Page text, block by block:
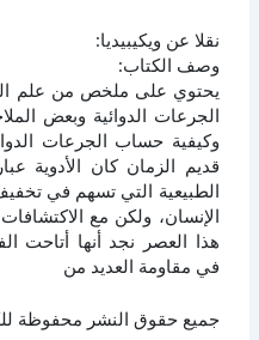
نقلا عن ويكيبيديا:
وصف الكتاب:
يحتوي على ملخص من علم
الجرعات الدوائية وبعض
وكيفية حساب الجرعات
قديم الزمان كان الأدوية
الطبيعية التي تسهم في
الإنسان، ولكن مع
هذا العصر نجد أنها أتاحت
في مقاومة العديد من
جميع حقوق النشر محفوظة